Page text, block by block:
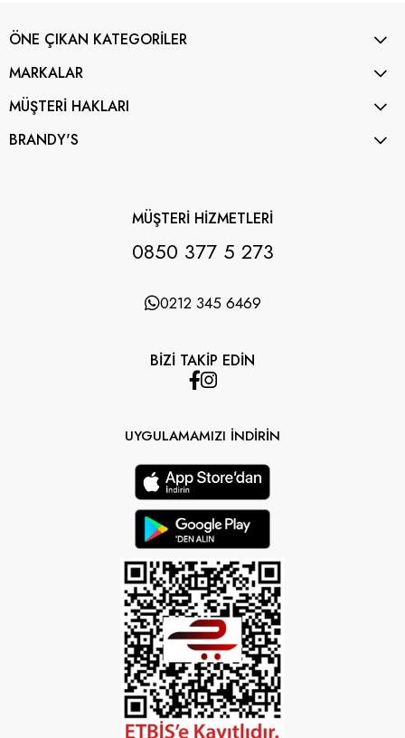
ÖNE ÇIKAN KATEGORİLER
MARKALAR
MÜŞTERİ HAKLARI
BRANDY'S
MÜŞTERİ HİZMETLERİ
0850 377 5 273
0212 345 6469
BİZİ TAKİP EDİN
UYGULAMAMIZI İNDİRİN